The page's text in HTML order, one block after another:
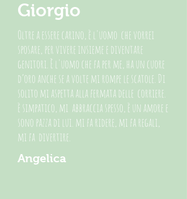
Giorgio
Oltre a essere carino, è l'uomo che vorrei
sposare, per vivere insieme e diventare
genitori. È l'uomo che fa per me, ha un cuore
d’oro anche se a volte mi rompe le scatole. Di
solito mi aspetta alla fermata delle corriere.
è simpatico, mi abbraccia spesso, è un amore e
sono pazza di lui. mi fa ridere, mi fa regali,
mi fa divertire.
Angelica